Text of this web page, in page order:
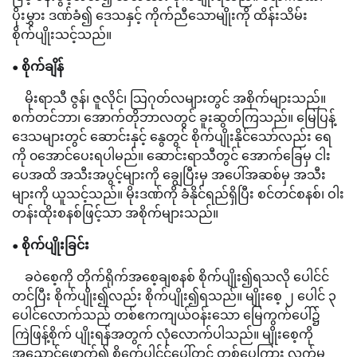
ပိုးမွှား ဒဏ်ခံ၍ ဒေသနှင့် ကိုက်ညီသောမျိုးကို ထိန်းသိမ်း
စိုက်ပျိုးသင့်သည်။
• စိုက်ချိန်
မိုးရာသီ ဇွန်၊ ဇူလိုင်၊ သြဂုတ်လများတွင် အစိုက်များသည်။
စက်တင်ဘာ၊ အောက်တိုဘာလတွင် ခူးဆွတ်ကြသည်။ မြေပြန့်
ဒေသများတွင် ဆောင်းနှင့် နွေတွင် စိုက်ပျိုးနိုင်သော်လည်း ရေ
ကို ၀အောင်ပေးရပါမည်။ ဆောင်းရာသီတွင် အောက်ခြေမှ ငါး
ပေအထိ အသီးအပွင့်များကို ချွေပြီးမှ အပေါ်အဆစ်မှ အသီး
များကို ယူသင့်သည်။ မိုးဒဏ်ကို ခံနိုင်ရည်ရှိပြီး စင်တင်စနစ်၊ ဝါး
တန်းထိုးစနစ်ဖြင့်သာ အစိုက်များသည်။
• စိုက်ပျိုးခြင်း
ခဝဲစေ့ကို တိုက်ရိုက်အစေ့ချစနစ် စိုက်ပျိုး၍ရသလို ပေါင်င်
တင်ပြီး စိုက်ပျိုး၍လည်း စိုက်ပျိုး၍ရသည်။ မျိုးစေ့ ၂ ပေါင် ၃
ပေါင်လောက်သည် တစ်ဧကကျယ်ဝန်းသော မြေကွက်ပေါ်၌
ကြဲဖြန့်စိုက် ပျိုးရန်အတွက် လုံလောက်ပါသည်။ မျိုးစေ့ကို
အညှောင့်ဖောက်၍ စိုက်ေပါင်င်ပေါ်တွင် တစ်ပေကြား လက်မ